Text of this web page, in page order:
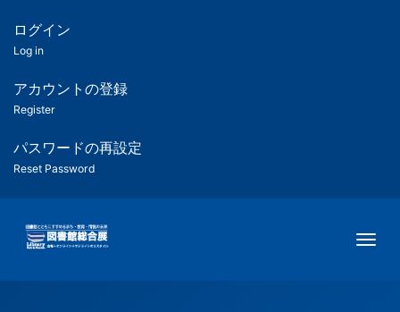
ツ
匿
名
ユ
ー
ー
用
メ
ログイン
Log in
アカウントの登録
Register
パスワードの再設定
Reset Password